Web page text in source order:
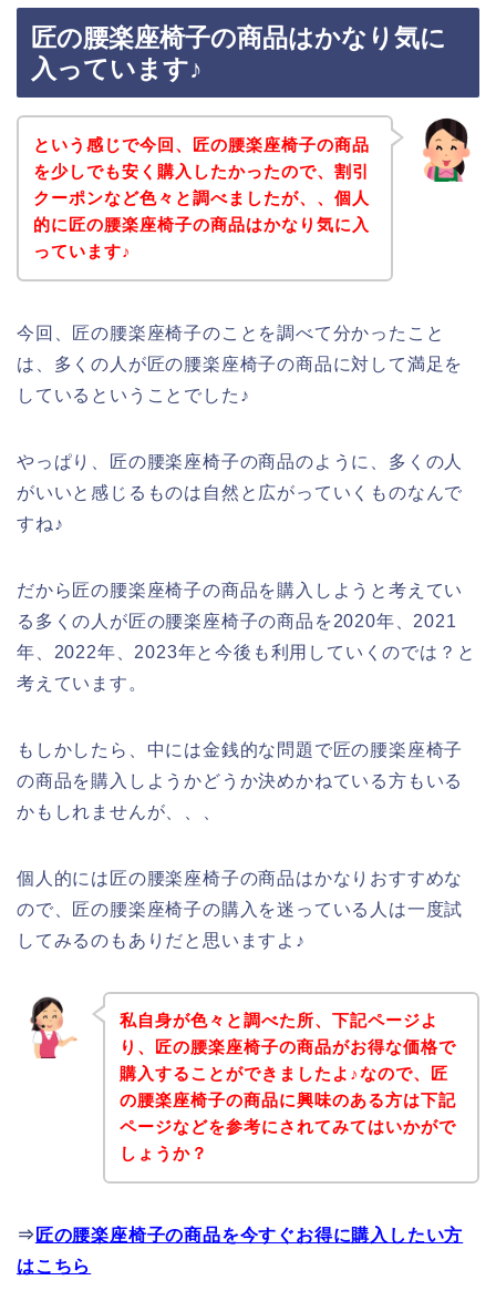
匠の腰楽座椅子の商品はかなり気に
入っています♪
という感じで今回、匠の腰楽座椅子の商品
を少しでも安く購入したかったので、割引
クーポンなど色々と調べましたが、、個人
的に匠の腰楽座椅子の商品はかなり気に入
っています♪
今回、匠の腰楽座椅子のことを調べて分かったこと
は、多くの人が匠の腰楽座椅子の商品に対して満足を
しているということでした♪
やっぱり、匠の腰楽座椅子の商品のように、多くの人
がいいと感じるものは自然と広がっていくものなんで
すね♪
だから匠の腰楽座椅子の商品を購入しようと考えてい
る多くの人が匠の腰楽座椅子の商品を2020年、2021
年、2022年、2023年と今後も利用していくのでは？と
考えています。
もしかしたら、中には金銭的な問題で匠の腰楽座椅子
の商品を購入しようかどうか決めかねている方もいる
かもしれませんが、、、
個人的には匠の腰楽座椅子の商品はかなりおすすめな
ので、匠の腰楽座椅子の購入を迷っている人は一度試
してみるのもありだと思いますよ♪
私自身が色々と調べた所、下記ページよ
り、匠の腰楽座椅子の商品がお得な価格で
購入することができましたよ♪なので、匠
の腰楽座椅子の商品に興味のある方は下記
ページなどを参考にされてみてはいかがで
しょうか？
⇒ 匠の腰楽座椅子の商品を今すぐお得に購入したい方
はこちら